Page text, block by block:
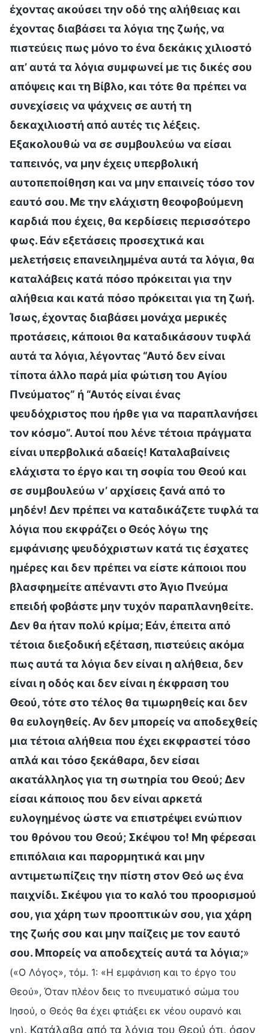
έχοντας ακούσει την οδό της αλήθειας και
έχοντας διαβάσει τα λόγια της ζωής, να
πιστεύεις πως μόνο το ένα δεκάκις χιλιοστό
απ’ αυτά τα λόγια συμφωνεί με τις δικές σου
απόψεις και τη Βίβλο, και τότε θα πρέπει να
συνεχίσεις να ψάχνεις σε αυτή τη
δεκαχιλιοστή από αυτές τις λέξεις.
Εξακολουθώ να σε συμβουλεύω να είσαι
ταπεινός, να μην έχεις υπερβολική
αυτοπεποίθηση και να μην επαινείς τόσο τον
εαυτό σου. Με την ελάχιστη θεοφοβούμενη
καρδιά που έχεις, θα κερδίσεις περισσότερο
φως. Εάν εξετάσεις προσεχτικά και
μελετήσεις επανειλημμένα αυτά τα λόγια, θα
καταλάβεις κατά πόσο πρόκειται για την
αλήθεια και κατά πόσο πρόκειται για τη ζωή.
Ίσως, έχοντας διαβάσει μονάχα μερικές
προτάσεις, κάποιοι θα καταδικάσουν τυφλά
αυτά τα λόγια, λέγοντας “Αυτό δεν είναι
τίποτα άλλο παρά μία φώτιση του Αγίου
Πνεύματος” ή “Αυτός είναι ένας
ψευδόχριστος που ήρθε για να παραπλανήσει
τον κόσμο”. Αυτοί που λένε τέτοια πράγματα
είναι υπερβολικά αδαείς! Καταλαβαίνεις
ελάχιστα το έργο και τη σοφία του Θεού και
σε συμβουλεύω ν’ αρχίσεις ξανά από το
μηδέν! Δεν πρέπει να καταδικάζετε τυφλά τα
λόγια που εκφράζει ο Θεός λόγω της
εμφάνισης ψευδόχριστων κατά τις έσχατες
ημέρες και δεν πρέπει να είστε κάποιοι που
βλασφημείτε απέναντι στο Άγιο Πνεύμα
επειδή φοβάστε μην τυχόν παραπλανηθείτε.
Δεν θα ήταν πολύ κρίμα; Εάν, έπειτα από
τέτοια διεξοδική εξέταση, πιστεύεις ακόμα
πως αυτά τα λόγια δεν είναι η αλήθεια, δεν
είναι η οδός και δεν είναι η έκφραση του
Θεού, τότε στο τέλος θα τιμωρηθείς και δεν
θα ευλογηθείς. Αν δεν μπορείς να αποδεχθείς
μια τέτοια αλήθεια που έχει εκφραστεί τόσο
απλά και τόσο ξεκάθαρα, δεν είσαι
ακατάλληλος για τη σωτηρία του Θεού; Δεν
είσαι κάποιος που δεν είναι αρκετά
ευλογημένος ώστε να επιστρέψει ενώπιον
του θρόνου του Θεού; Σκέψου το! Μη φέρεσαι
επιπόλαια και παρορμητικά και μην
αντιμετωπίζεις την πίστη στον Θεό ως ένα
παιχνίδι. Σκέψου για το καλό του προορισμού
σου, για χάρη των προοπτικών σου, για χάρη
της ζωής σου και μην παίζεις με τον εαυτό
σου. Μπορείς να αποδεχτείς αυτά τα λόγια;»
(«Ο Λόγος», τόμ. 1: «Η εμφάνιση και το έργο του
Θεού», Όταν πλέον δεις το πνευματικό σώμα του
Ιησού, ο Θεός θα έχει φτιάξει εκ νέου ουρανό και
γη). Κατάλαβα από τα λόγια του Θεού ότι, όσον